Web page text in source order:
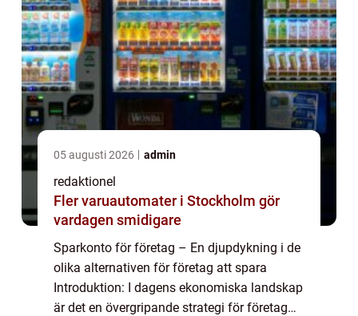
05 augusti 2026 admin
redaktionel
Fler varuautomater i Stockholm gör
vardagen smidigare
Sparkonto för företag – En djupdykning i de
olika alternativen för företag att spara
Introduktion: I dagens ekonomiska landskap
är det en övergripande strategi för företag